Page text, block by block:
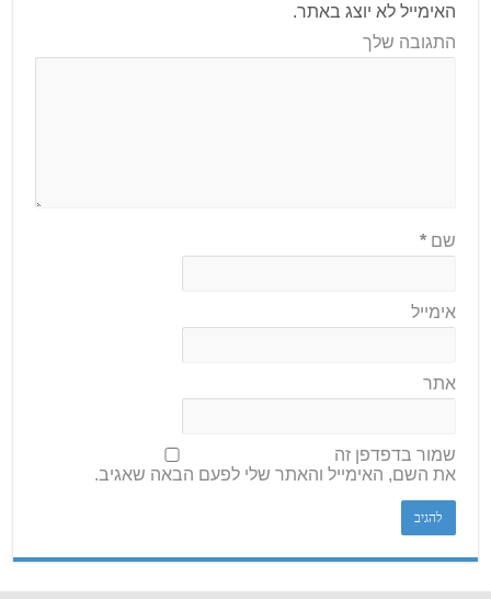
האימייל לא יוצג באתר.
התגובה שלך
שם*
אימייל
אתר
שמור בדפדפן זה
את השם, האימייל והאתר שלי לפעם הבאה שאגיב.